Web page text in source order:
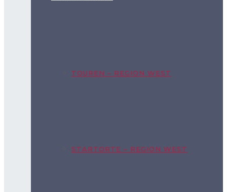
TOUREN – REGION WEST
STARTORTE – REGION WEST